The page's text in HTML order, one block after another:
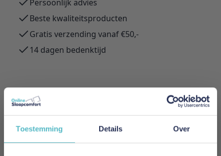
Toestemming Details Over
Persoonlijk advies
Beste kwaliteitsproducten
Gratis verzending vanaf €50,-
14 dagen bedenktijd
Merk